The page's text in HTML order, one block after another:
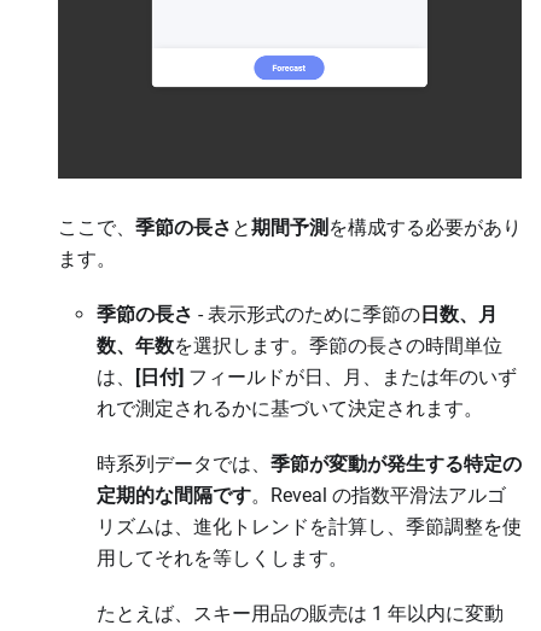
ここで、 季節の長さ と期間予測 を構成する必要があり
ます。
季節の長さ - 表示形式のために季節の日数、月
数、年数を選択します。季節の長さの時間単位
は、
[日付] フィールドが日、月、または年のいず
れで測定されるかに基づいて決定されます。
時系列データでは、 季節が変動が発生する特定の
定期的な間隔です。Reveal の指数平滑法アルゴ
リズムは、進化トレンドを計算し、季節調整を使
用してそれを等しくします。
たとえば、スキー用品の販売は 1 年以内に変動